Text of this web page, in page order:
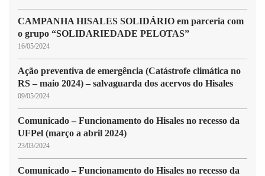
CAMPANHA HISALES SOLIDÁRIO em parceria com
o grupo “SOLIDARIEDADE PELOTAS”
16/05/2024
Ação preventiva de emergência (Catástrofe climática no
RS – maio 2024) – salvaguarda dos acervos do Hisales
09/05/2024
Comunicado – Funcionamento do Hisales no recesso da
UFPel (março a abril 2024)
23/03/2024
Comunicado – Funcionamento do Hisales no recesso da